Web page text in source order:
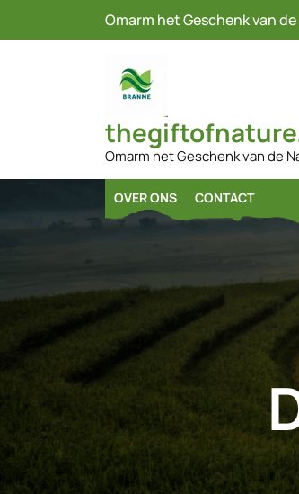
Omarm het Geschenk van
Omarm het Geschenk van de
OVER ONS CONTACT